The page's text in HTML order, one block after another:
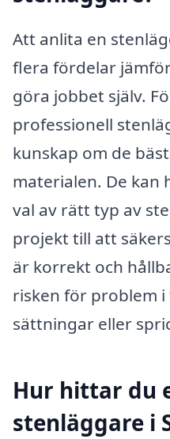
Att anlita en
flera fördelar
göra jobbet själv.
professionell
kunskap om de
materialen. De kan
val av rätt typ av
projekt till att
är korrekt och
risken för problem
sättningar eller
Hur hittar du
stenläggare i